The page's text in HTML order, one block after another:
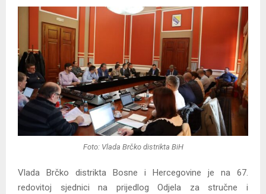
Foto: Vlada Brčko distrikta BiH
Vlada Brčko distrikta Bosne i Hercegovine je na 67.
redovitoj sjednici na prijedlog Odjela za stručne i